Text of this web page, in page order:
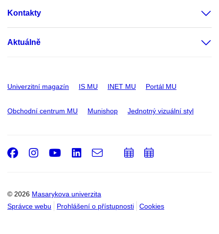
Kontakty
Aktuálně
Univerzitní magazín IS MU INET MU Portál MU
Obchodní centrum MU Munishop Jednotný vizuální styl
© 2026 Masarykova univerzita
Správce webu
Prohlášení o přístupnosti Cookies
Facebook
Instagram
Youtube
LinkedIn
e-
PřidatPřidat